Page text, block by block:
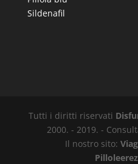
Sildenafil
Tutti i diritti riservati
2000. - 2019. -
Il nostro sito: